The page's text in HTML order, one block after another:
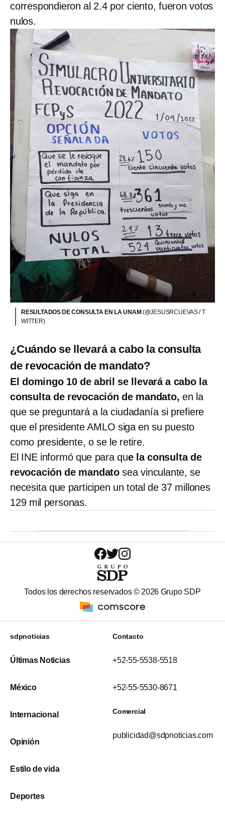
correspondieron al 2.4 por ciento, fueron votos
nulos.
RESULTADOS DE CONSULTA EN LA UNAM (@JESUSRCUEVAS / T
WITTER)
¿Cuándo se llevará a cabo la consulta
de revocación de mandato?
El domingo 10 de abril se llevará a cabo la
consulta de revocación de mandato, en la
que se preguntará a la ciudadanía si prefiere
que el presidente AMLO siga en su puesto
como presidente, o se le retire.
El INE informó que para que la consulta de
revocación de mandatosea vinculante, se
necesita que participen un total de 37 millones
129 mil personas.
Todos los derechos reservados © 2026 Grupo SDP
sdpnoticias
Últimas Noticias
México
Internacional
Opinión
Estilo de vida
Deportes
Contacto
+52-55-5538-5518
+52-55-5530-8671
Comercial
publicidad@sdpnoticias.com